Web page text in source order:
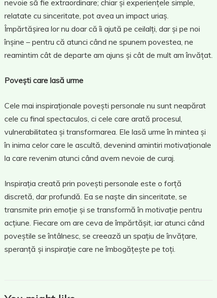
nevoie să fie extraordinare; chiar și experiențele simple,
relatate cu sinceritate, pot avea un impact uriaș.
Împărtășirea lor nu doar că îi ajută pe ceilalți, dar și pe noi
înșine – pentru că atunci când ne spunem povestea, ne
reamintim cât de departe am ajuns și cât de mult am învățat.
Povești care lasă urme
Cele mai inspiraționale povești personale nu sunt neapărat
cele cu final spectaculos, ci cele care arată procesul,
vulnerabilitatea și transformarea. Ele lasă urme în mintea și
în inima celor care le ascultă, devenind amintiri motivaționale
la care revenim atunci când avem nevoie de curaj.
Inspirația creată prin povești personale este o forță
discretă, dar profundă. Ea se naște din sinceritate, se
transmite prin emoție și se transformă în motivație pentru
acțiune. Fiecare om are ceva de împărtășit, iar atunci când
poveștile se întâlnesc, se creează un spațiu de învățare,
speranță și inspirație care ne îmbogățește pe toți.